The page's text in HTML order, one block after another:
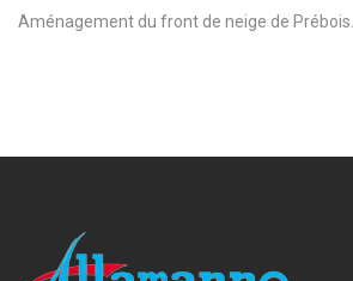
Aménagement du front de neige de Prébois...